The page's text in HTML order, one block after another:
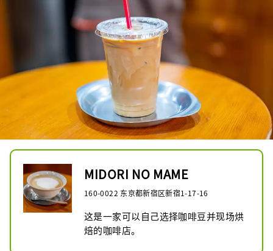
MIDORI NO MAME
160-0022 东京都新宿区新宿1-17-16
这是一家可以自己选择咖啡豆并现场烘
焙的咖啡店。